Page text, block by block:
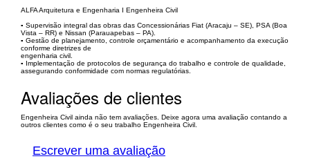
ALFA Arquitetura e Engenharia I Engenheira Civil
▪ Supervisão integral das obras das Concessionárias Fiat (Aracaju – SE), PSA (Boa
Vista – RR) e Nissan (Parauapebas – PA).
▪ Gestão de planejamento, controle orçamentário e acompanhamento da execução
conforme diretrizes de
engenharia civil.
▪ Implementação de protocolos de segurança do trabalho e controle de qualidade,
assegurando conformidade com normas regulatórias.
Avaliações de clientes
Engenheira Civil ainda não tem avaliações. Deixe agora uma avaliação contando a
outros clientes como é o seu trabalho Engenheira Civil.
Escrever uma avaliação